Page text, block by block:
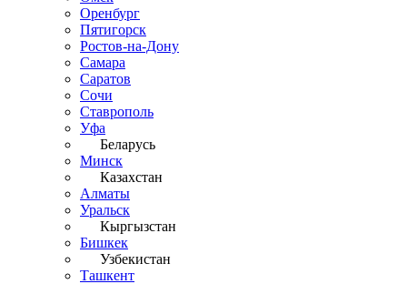
Оренбург
Пятигорск
Ростов-на-Дону
Самара
Саратов
Сочи
Ставрополь
Уфа
Беларусь
Минск
Казахстан
Алматы
Уральск
Кыргызстан
Бишкек
Узбекистан
Ташкент